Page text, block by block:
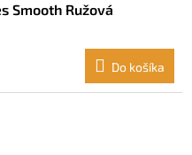
Smooth Ružová
Do košíka